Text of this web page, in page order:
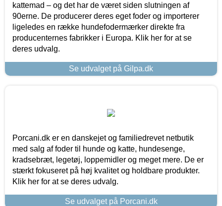
kattemad – og det har de været siden slutningen af
90erne. De producerer deres eget foder og importerer
ligeledes en række hundefodermærker direkte fra
producenternes fabrikker i Europa. Klik her for at se
deres udvalg.
Se udvalget på Gilpa.dk
Porcani.dk er en danskejet og familiedrevet netbutik
med salg af foder til hunde og katte, hundesenge,
kradsebræt, legetøj, loppemidler og meget mere. De er
stærkt fokuseret på høj kvalitet og holdbare produkter.
Klik her for at se deres udvalg.
Se udvalget på Porcani.dk